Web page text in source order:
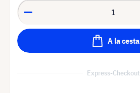
A la cesta
Express-Checkout